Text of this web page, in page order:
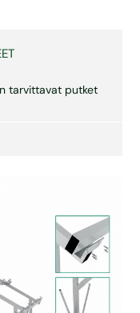
tarvittavat putket